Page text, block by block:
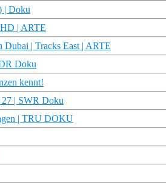
| Doku
| ARTE
Dubai | Tracks East | ARTE
Doku
kennt!
27 | SWR Doku
| TRU DOKU